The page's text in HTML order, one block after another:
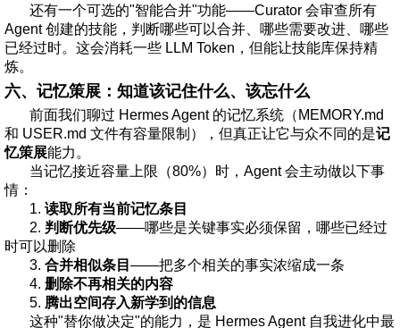
还有一个可选的"智能合并"功能——Curator 会审查所有
Agent 创建的技能，判断哪些可以合并、哪些需要改进、哪些
已经过时。这会消耗一些 LLM Token，但能让技能库保持精
炼。
六、记忆策展：知道该记住什么、该忘什么
前面我们聊过 Hermes Agent 的记忆系统（MEMORY.md
和 USER.md 文件有容量限制），但真正让它与众不同的是记
忆策展能力。
当记忆接近容量上限（80%）时，Agent 会主动做以下事
情：
1. 读取所有当前记忆条目
2. 判断优先级——哪些是关键事实必须保留，哪些已经过
时可以删除
3. 合并相似条目 ——把多个相关的事实浓缩成一条
4. 删除不再相关的内容
5. 腾出空间存入新学到的信息
这种"替你做决定"的能力，是 Hermes Agent 自我进化中最